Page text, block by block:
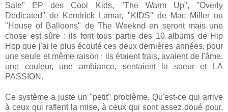
Sale" EP des Cool Kids, "The Warm Up", "Overly
Dedicated" de Kendrick Lamar, "KIDS" de Mac Miller ou
"House of Balloons" de The Weeknd en seront mais une
chose est sûre : ils font tous partie des 10 albums de Hip
Hop que j'ai le plus écouté ces deux dernières années, pour
une seule et même raison : ils étaient frais, avaient de l'âme,
une couleur, une ambiance, sentaient la sueur et LA
PASSION.
Ce système a juste un "petit" problème. Qu'est-ce qui arrive
à ceux qui raflent la mise, à ceux qui sont assez doué pour,